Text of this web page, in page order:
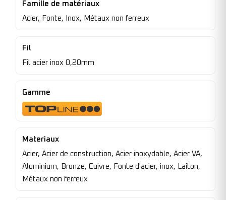
Famille de matériaux
Acier, Fonte, Inox, Métaux non ferreux
Fil
Fil acier inox 0,20mm
Gamme
Materiaux
Acier, Acier de construction, Acier inoxydable, Acier VA,
Aluminium, Bronze, Cuivre, Fonte d'acier, inox, Laiton,
Métaux non ferreux